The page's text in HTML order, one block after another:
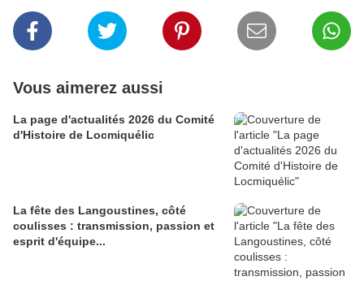
Vous aimerez aussi
La page d'actualités 2026 du Comité
d'Histoire de Locmiquélic
La fête des Langoustines, côté
coulisses : transmission, passion et
esprit d'équipe...